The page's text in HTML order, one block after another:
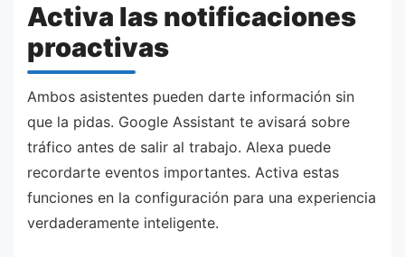
Activa las notificaciones
proactivas
Ambos asistentes pueden darte información sin
que la pidas. Google Assistant te avisará sobre
tráfico antes de salir al trabajo. Alexa puede
recordarte eventos importantes. Activa estas
funciones en la configuración para una experiencia
verdaderamente inteligente.